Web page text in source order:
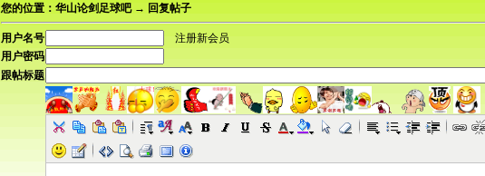
您的位置：华山论剑足球吧 → 回复帖子
用户名号
注册新会员
用户密码
跟帖标题